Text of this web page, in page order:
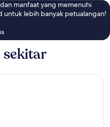
manfaat yang memenuhi
untuk lebih banyak petualangan!
sekitar